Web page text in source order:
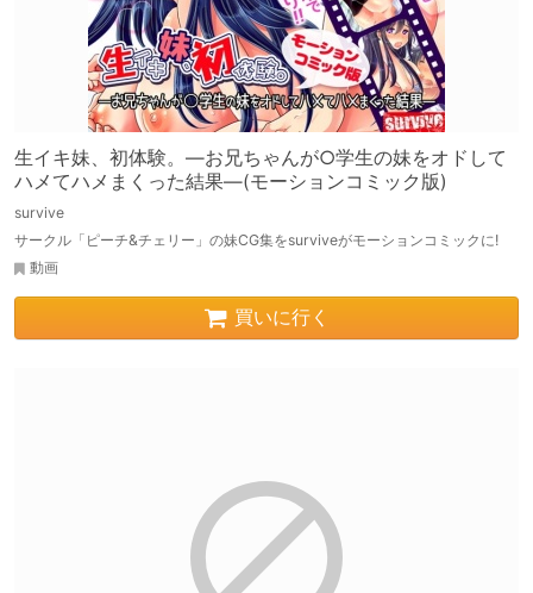
生イキ妹、初体験。―お兄ちゃんが○学生の妹をオドして
ハメてハメまくった結果―(モーションコミック版)
survive
サークル「ピーチ&チェリー」の妹CG集をsurviveがモーションコミックに!
動画
買いに行く